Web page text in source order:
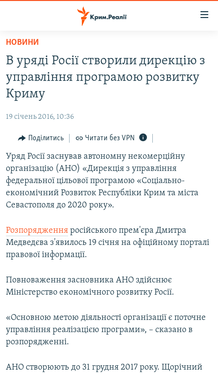
Перейти
основного
матеріалу
Перейти
до
основної
Перейти
пошуку
ВОДА.КРИМ
ВІДЕО ТА ФОТО
БЛОГИ
ПОГЛЯД
ІНТЕРВ'Ю
ВСЕ ЗА ДЕНЬ
СПЕЦПРОЕКТИ
ДЕПОРТАЦІЯ
ВІДЕОУРОКИ «ELIFBE»
СВІДЧЕННЯ ОКУПАЦІЇ
ІНФОГРАФІКА
ЯК ОБІЙТИ БЛОКУВАННЯ
Русский
Qırımtatar
ДОЛУЧАЙСЯ!
Усі сайти RFE/RL
НОВИНИ
В уряді Росії створили дирекцію з
управління програмою розвитку
Криму
19 січень 2016, 10:36
Поділитись Читати без VPN
Уряд Росії заснував автономну некомерційну
організацію (АНО) «Дирекція з управління
федеральної цільової програмою «Соціально-
економічний Розвиток Республіки Крим та міста
Севастополя до 2020 року».
Розпорядження російського прем'єра Дмитра
Медведєва з'явилось 19 січня на офіційному порталі
правової інформації.
Повноваження засновника АНО здійснює
Міністерство економічного розвитку Росії.
«Основною метою діяльності організації є поточне
управління реалізацією програми», – сказано в
розпорядженні.
АНО створюють до 31 грудня 2017 року. Щорічний